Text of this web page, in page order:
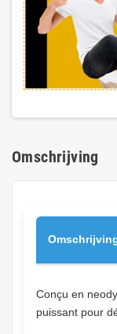
Omschrijving
Conçu en
puissant pour